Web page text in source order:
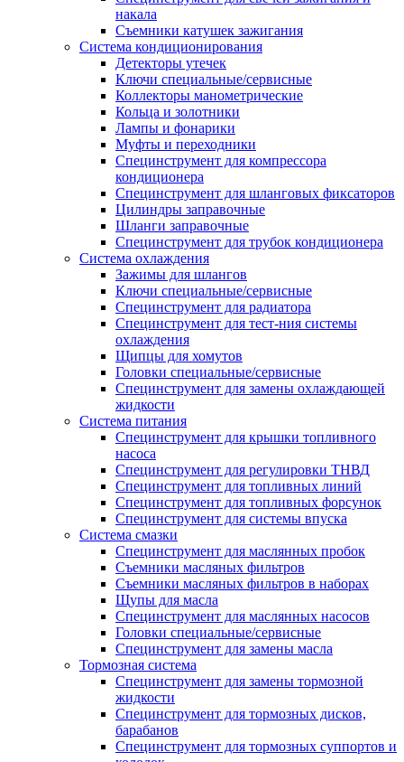
накала
Съемники катушек зажигания
Система кондиционирования
Детекторы утечек
Ключи специальные/сервисные
Коллекторы манометрические
Кольца и золотники
Лампы и фонарики
Муфты и переходники
Специнструмент для компрессора
кондиционера
Специнструмент для шланговых фиксаторов
Цилиндры заправочные
Шланги заправочные
Специнструмент для трубок кондиционера
Система охлаждения
Зажимы для шлангов
Ключи специальные/сервисные
Специнструмент для радиатора
Специнструмент для тест-ния системы
охлаждения
Щипцы для хомутов
Головки специальные/сервисные
Специнструмент для замены охлаждающей
жидкости
Система питания
Специнструмент для крышки топливного
насоса
Специнструмент для регулировки ТНВД
Специнструмент для топливных линий
Специнструмент для топливных форсунок
Специнструмент для системы впуска
Система смазки
Специнструмент для маслянных пробок
Съемники масляных фильтров
Съемники масляных фильтров в наборах
Щупы для масла
Специнструмент для маслянных насосов
Головки специальные/сервисные
Специнструмент для замены масла
Тормозная система
Специнструмент для замены тормозной
жидкости
Специнструмент для тормозных дисков,
барабанов
Специнструмент для тормозных суппортов и